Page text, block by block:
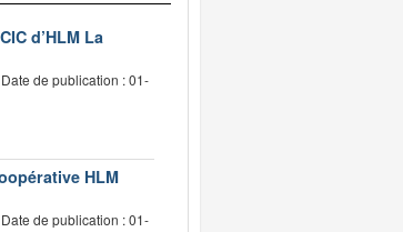
d’HLM La
Date de publication : 01-
HLM
Date de publication : 01-